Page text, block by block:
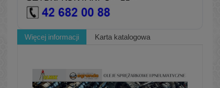
Więcej informacji Karta katalogowa